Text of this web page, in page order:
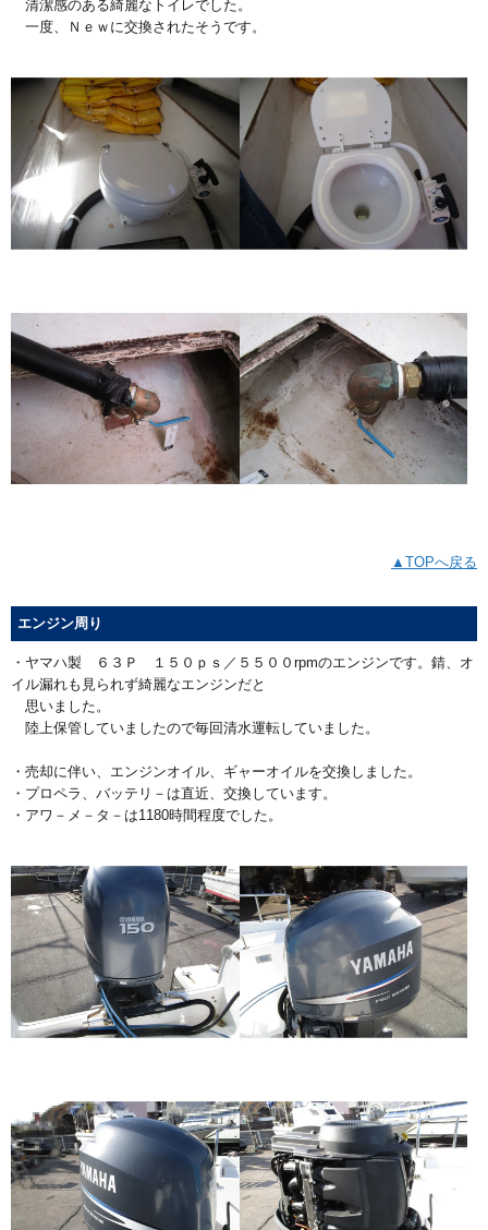
清潔感のある綺麗なトイレでした。
一度、Ｎｅｗに交換されたそうです。
▲TOPへ戻る
エンジン周り
・ヤマハ製 ６３Ｐ １５０ｐｓ／５５００rpmのエンジンです。錆、オ
イル漏れも見られず綺麗なエンジンだと
思いました。
陸上保管していましたので毎回清水運転していました。
・売却に伴い、エンジンオイル、ギャーオイルを交換しました。
・プロペラ、バッテリ－は直近、交換しています。
・アワ－メ－タ－は1180時間程度でした。